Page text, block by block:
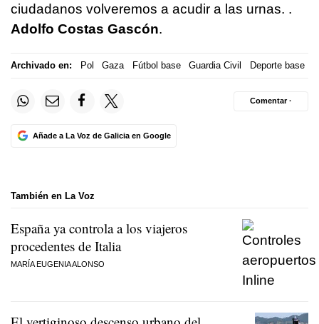
ciudadanos volveremos a acudir a las urnas. .
Adolfo Costas Gascón.
Archivado en: Pol Gaza Fútbol base Guardia Civil Deporte base
Añade a La Voz de Galicia en Google
Comentar ·
También en La Voz
España ya controla a los viajeros
procedentes de Italia
MARÍA EUGENIA ALONSO